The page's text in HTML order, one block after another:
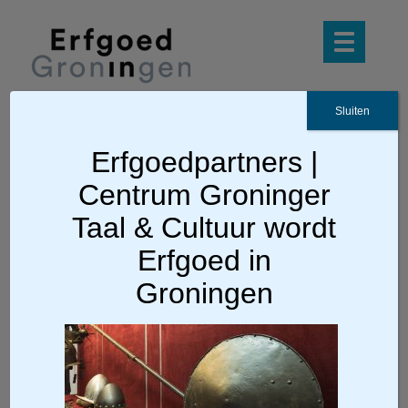
Ga terug
Slag bij Heiligerlee
Erfgoedpartners |
Centrum Groninger
Taal & Cultuur wordt
Erfgoed in
Groningen
Sluiten